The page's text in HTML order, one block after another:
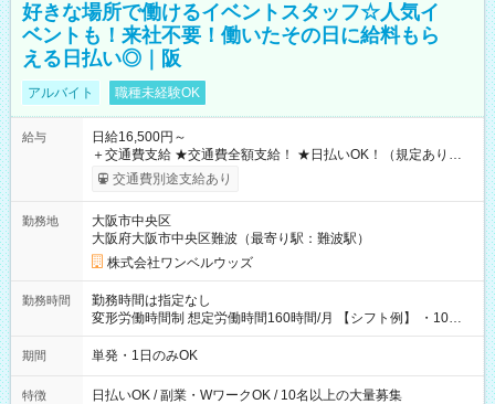
好きな場所で働けるイベントスタッフ☆人気イ
ベントも！来社不要！働いたその日に給料もら
える日払い◎｜阪
アルバイト 職種未経験OK
給与
日給16,500円～
＋交通費支給 ★交通費全額支給！ ★日払いOK！（規定あり） ┗
働いたその日に現金GET♪ お仕事後はコンビニATMから 日払
交通費別途支給あり
勤務地
大阪市中央区
大阪府大阪市中央区難波（最寄り駅：難波駅）
株式会社ワンベルウッズ
勤務時間
勤務時間は指定なし
変形労働時間制 想定労働時間160時間/月 【シフト例】 ・10：
00～20：00
期間 単発・1日のみOK
特徴 日払いOK / 副業・WワークOK / 10名以上の大量募集